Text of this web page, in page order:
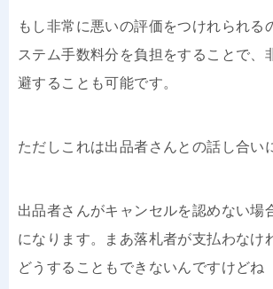
もし非常に悪いの評価をつけれられる
ステム手数料分を負担をすることで、
避することも可能です。
ただしこれは出品者さんとの話し合い
出品者さんがキャンセルを認めない場
になります。まあ落札者が支払わなけ
どうすることもできないんですけどね